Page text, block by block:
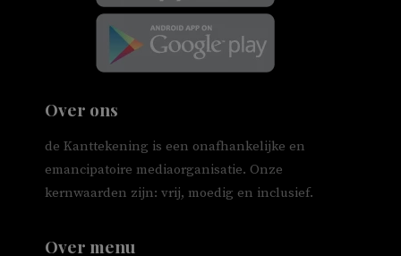
Over ons
de Kanttekening is een onafhankelijke en
emancipatoire mediaorganisatie. Onze
kernwaarden zijn: vrij, moedig en inclusief.
Over menu